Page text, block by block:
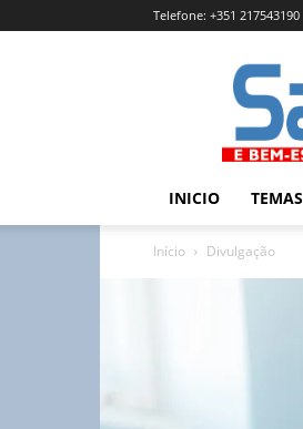
Telefone: +351 217543190
INICIO TEMAS
Início Divulgação